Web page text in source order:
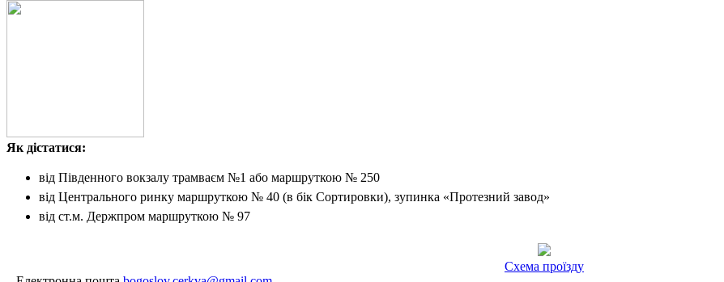
Як дістатися:
від Південного вокзалу трамваєм №1 або маршруткою № 250
від Центрального ринку маршруткою № 40 (в бік Сортировки), зупинка «Протезний завод»
від ст.м. Держпром маршруткою № 97
Схема проїзду